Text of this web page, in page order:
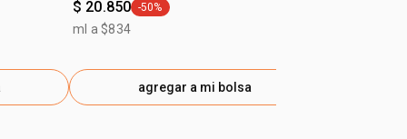
$ 20.850 general.tag -50%
-50%
ml a $834
agregar a mi bolsa